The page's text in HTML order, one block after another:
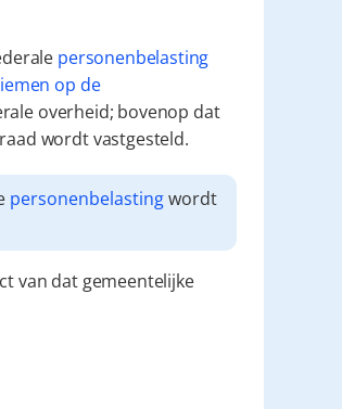
personenbelasting
op de
overheid; bovenop dat
wordt vastgesteld.
personenbelasting wordt
van dat gemeentelijke